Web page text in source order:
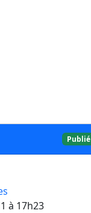
Publié
à 17h23